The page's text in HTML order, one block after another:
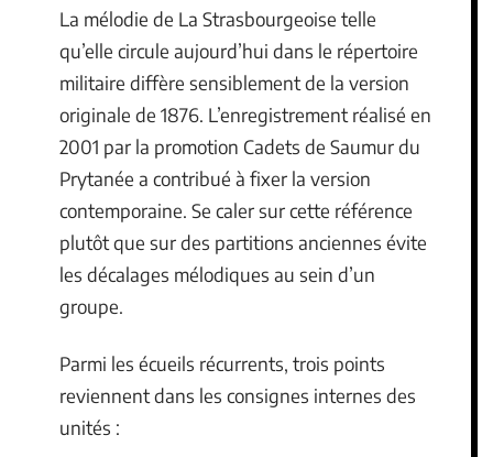
La mélodie de La Strasbourgeoise telle
qu’elle circule aujourd’hui dans le répertoire
militaire diffère sensiblement de la version
originale de 1876. L’enregistrement réalisé en
2001 par la promotion Cadets de Saumur du
Prytanée a contribué à fixer la version
contemporaine. Se caler sur cette référence
plutôt que sur des partitions anciennes évite
les décalages mélodiques au sein d’un
groupe.
Parmi les écueils récurrents, trois points
reviennent dans les consignes internes des
unités :